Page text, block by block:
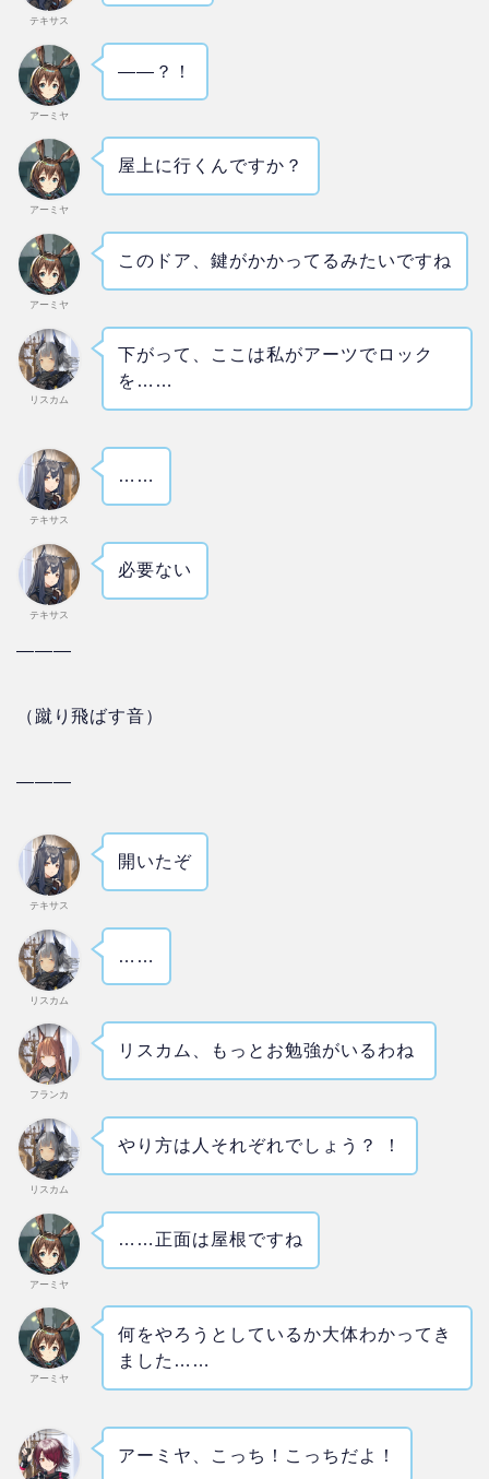
テキサス
アーミヤ
――？！
アーミヤ
屋上に行くんですか？
アーミヤ
このドア、鍵がかかってるみたいですね
リスカム
下がって、ここは私がアーツでロック
を……
テキサス
……
テキサス
必要ない
―――
（蹴り飛ばす音）
―――
テキサス
開いたぞ
リスカム
……
フランカ
リスカム、もっとお勉強がいるわね
リスカム
やり方は人それぞれでしょう？ ！
アーミヤ
……正面は屋根ですね
アーミヤ
何をやろうとしているか大体わかってき
ました……
アーミヤ、こっち！こっちだよ！